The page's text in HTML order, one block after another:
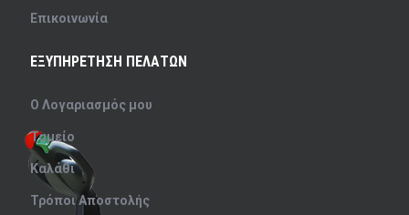
Επικοινωνία
ΕΞΥΠΗΡΕΤΗΣΗ ΠΕΛΑΤΩΝ
Ο Λογαριασμός μου
Ταμείο
Καλάθι
Τρόποι Αποστολής